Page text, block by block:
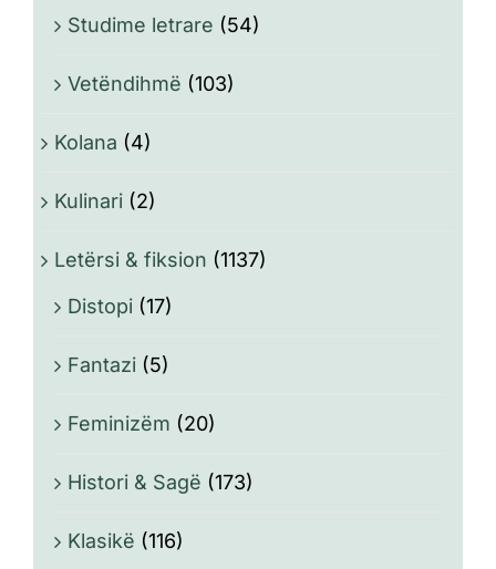
Studime letrare (54)
Vetëndihmë (103)
Kolana (4)
Kulinari (2)
Letërsi & fiksion (1137)
Distopi (17)
Fantazi (5)
Feminizëm (20)
Histori & Sagë (173)
Klasikë (116)